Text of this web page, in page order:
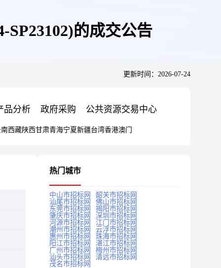
的成交公告
更新时间：2026-07-24
品分析 政府采购 公共资源交易中心
西藏陕西甘肃青海宁夏新疆台湾香港澳门
热门城市
中山市招标网
韶关市招标网
汕尾市招标网
佛山市招标网
东莞市招标网
揭阳市招标网
肇庆市招标网
深圳市招标网
河源市招标网
江门市招标网
潮州市招标网
云浮市招标网
惠州市招标网
珠海市招标网
阳江市招标网
湛江市招标网
广州市招标网
梅州市招标网
汕头市招标网
清远市招标网
茂名市招标网